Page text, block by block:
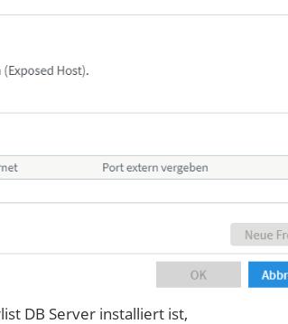
DB Server installiert ist,